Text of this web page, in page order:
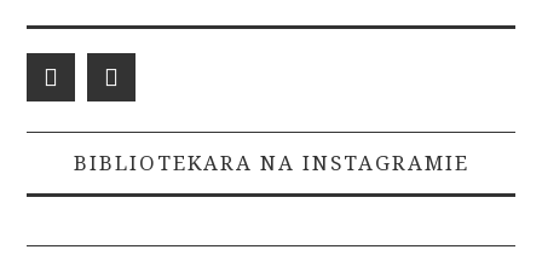
BIBLIOTEKARA NA INSTAGRAMIE